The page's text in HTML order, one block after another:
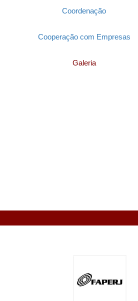
Coordenação
Cooperação com Empresas
Galeria